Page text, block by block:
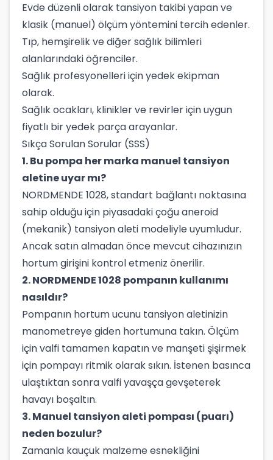
Evde düzenli olarak tansiyon takibi yapan ve
klasik (manuel) ölçüm yöntemini tercih edenler.
Tıp, hemşirelik ve diğer sağlık bilimleri
alanlarındaki öğrenciler.
Sağlık profesyonelleri için yedek ekipman
olarak.
Sağlık ocakları, klinikler ve revirler için uygun
fiyatlı bir yedek parça arayanlar.
Sıkça Sorulan Sorular (SSS)
1. Bu pompa her marka manuel tansiyon
aletine uyar mı?
NORDMENDE 1028, standart bağlantı noktasına
sahip olduğu için piyasadaki çoğu aneroid
(mekanik) tansiyon aleti modeliyle uyumludur.
Ancak satın almadan önce mevcut cihazınızın
hortum girişini kontrol etmeniz önerilir.
2. NORDMENDE 1028 pompanın kullanımı
nasıldır?
Pompanın hortum ucunu tansiyon aletinizin
manometreye giden hortumuna takın. Ölçüm
için valfi tamamen kapatın ve manşeti şişirmek
için pompayı ritmik olarak sıkın. İstenen basınca
ulaştıktan sonra valfi yavaşça gevşeterek
havayı boşaltın.
3. Manuel tansiyon aleti pompası (puarı)
neden bozulur?
Zamanla kauçuk malzeme esnekliğini